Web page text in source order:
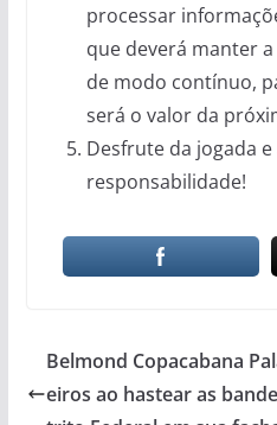
processar
que deverá manter
de modo contínuo,
será o valor da
Desfrute da jogada
responsabilidade!
Belmond Copacabana
eiros ao hastear as